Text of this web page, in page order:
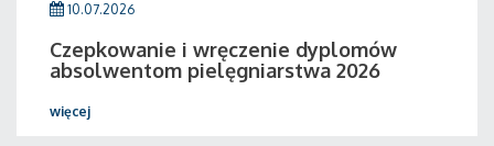
10.07.2026
Czepkowanie i wręczenie dyplomów
absolwentom pielęgniarstwa 2026
więcej